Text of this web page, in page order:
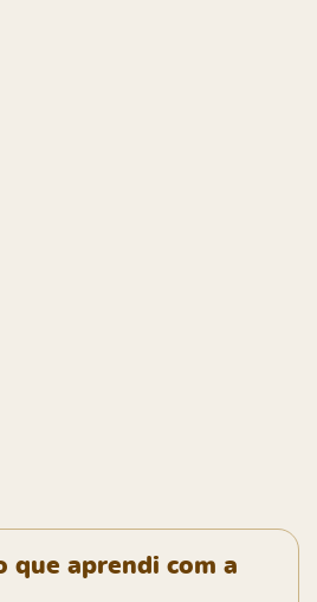
que aprendi com a